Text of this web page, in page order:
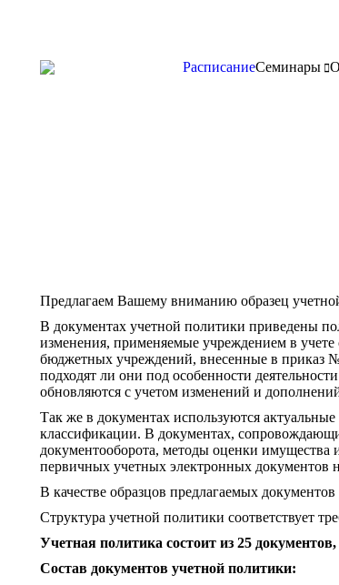
РасписаниеСеминары
Предлагаем Вашему вниманию образец
В документах учетной политики приведены
изменения, применяемые учреждением в
бюджетных учреждений, внесенные в приказ
подходят ли они под особенности
обновляются с учетом изменений и
Так же в документах используются
классификации. В документах,
документооборота, методы оценки имущества
первичных учетных электронных документов
В качестве образцов предлагаемых
Структура учетной политики соответствует
Учетная политика состоит из 25
Состав документов учетной политики: